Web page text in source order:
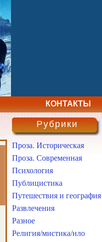
КОНТАКТЫ
Рубрики
Проза. Историческая
Проза. Современная
Психология
Публицистика
Путешествия и география
Развлечения
Разное
Религия/мистика/нло